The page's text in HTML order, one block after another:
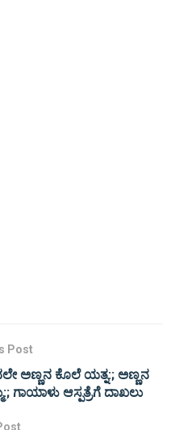
Post
ಅಣ್ಣನ ಕೊಲೆ ಯತ್ನ:; ಅಣ್ಣನ
ಗಾಯಾಳು ಆಸ್ಪತ್ರೆಗೆ ದಾಖಲು